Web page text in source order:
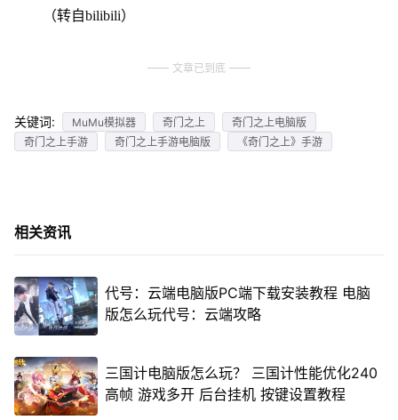
（转自bilibili）
文章已到底
关键词: MuMu模拟器 奇门之上
奇门之上电脑版
奇门之上手游
奇门之上手游电脑版 《奇门之上》手游
相关资讯
代号：云端电脑版PC端下载安装教程 电脑
版怎么玩代号：云端攻略
三国计电脑版怎么玩？ 三国计性能优化240
高帧 游戏多开 后台挂机 按键设置教程